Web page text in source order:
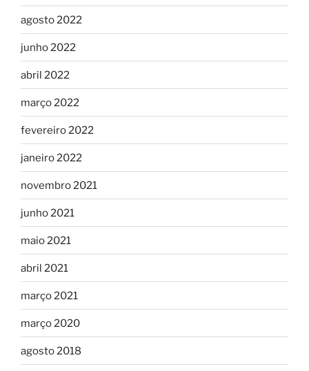
agosto 2022
junho 2022
abril 2022
março 2022
fevereiro 2022
janeiro 2022
novembro 2021
junho 2021
maio 2021
abril 2021
março 2021
março 2020
agosto 2018